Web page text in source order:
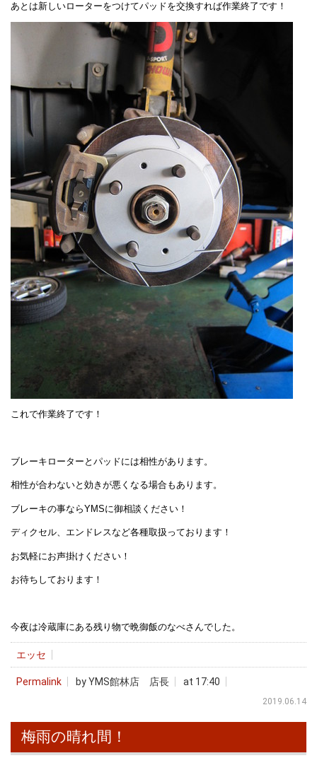
あとは新しいローターをつけてパッドを交換すれば作業終了です！
これで作業終了です！
ブレーキローターとパッドには相性があります。
相性が合わないと効きが悪くなる場合もあります。
ブレーキの事ならYMSに御相談ください！
ディクセル、エンドレスなど各種取扱っております！
お気軽にお声掛けください！
お待ちしております！
今夜は冷蔵庫にある残り物で晩御飯のなべさんでした。
エッセ
Permalink by YMS館林店 店長 at 17:40
2019.06.14
梅雨の晴れ間！